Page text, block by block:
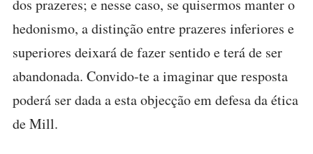
dos prazeres; e nesse caso, se quisermos manter o
hedonismo, a distinção entre prazeres inferiores e
superiores deixará de fazer sentido e terá de ser
abandonada. Convido-te a imaginar que resposta
poderá ser dada a esta objecção em defesa da ética
de Mill.